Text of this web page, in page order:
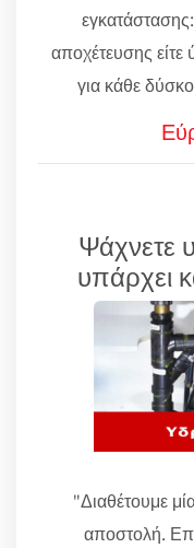
αποχέτευσης
για κάθε
Ψάχνετε
υπάρχει
"Διαθέτουμε
αποστολή.